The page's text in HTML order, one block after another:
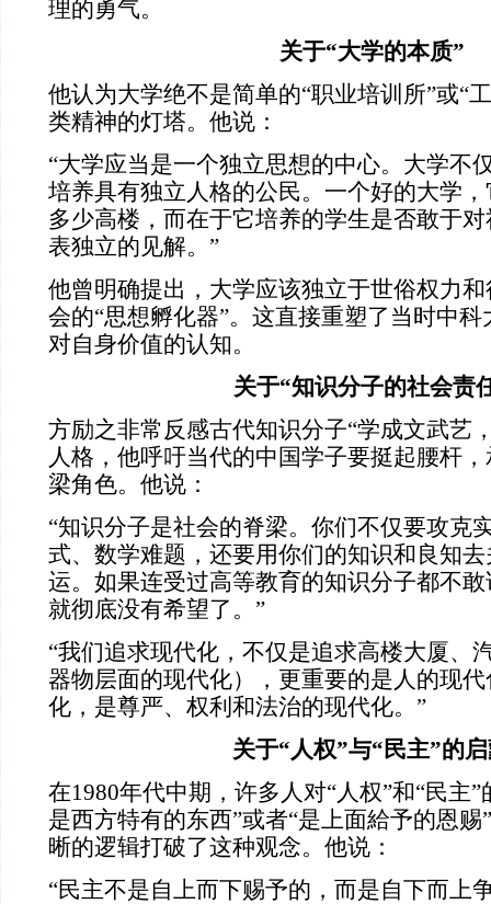
理的勇气。
关于“大学的本质”
他认为大学绝不是简单的“职业培训所”或“
类精神的灯塔。他说：
“大学应当是一个独立思想的中心。大学不
培养具有独立人格的公民。一个好的大学
多少高楼，而在于它培养的学生是否敢于
表独立的见解。”
他曾明确提出，大学应该独立于世俗权力
会的“思想孵化器”。这直接重塑了当时中
对自身价值的认知。
关于“知识分子的社会责
方励之非常反感古代知识分子“学成文武艺
人格，他呼吁当代的中国学子要挺起腰杆
梁角色。他说：
“知识分子是社会的脊梁。你们不仅要攻克
式、数学难题，还要用你们的知识和良知
运。如果连受过高等教育的知识分子都不
就彻底没有希望了。”
“我们追求现代化，不仅是追求高楼大厦、
器物层面的现代化），更重要的是人的现
化，是尊严、权利和法治的现代化。”
关于“人权”与“民主”的
在1980年代中期，许多人对“人权”和“民主
是西方特有的东西”或者“是上面給予的恩赐
晰的逻辑打破了这种观念。他说：
“民主不是自上而下赐予的，而是自下而上